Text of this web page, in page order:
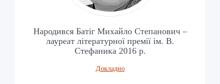
Народився Батіг Михайло Степанович –
лауреат літературної премії ім. В.
Стефаника 2016 р.
Докладно